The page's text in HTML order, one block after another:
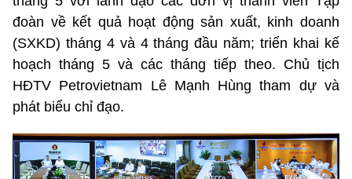
đoàn về kết quả hoạt động sản xuất, kinh doanh
(SXKD) tháng 4 và 4 tháng đầu năm; triển khai kế
hoạch tháng 5 và các tháng tiếp theo. Chủ tịch
HĐTV Petrovietnam Lê Mạnh Hùng tham dự và
phát biểu chỉ đạo.